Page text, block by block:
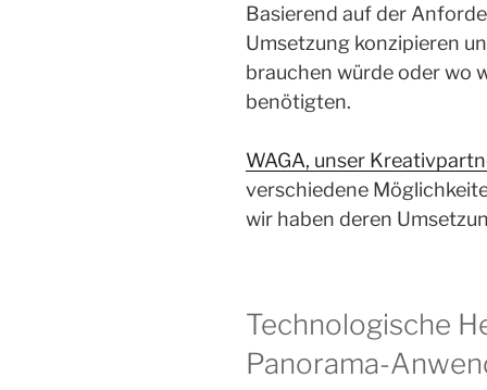
Basierend auf der
Umsetzung konzipieren
brauchen würde oder wo
benötigten.
WAGA, unser
verschiedene
wir haben deren
Technologische
Panorama-